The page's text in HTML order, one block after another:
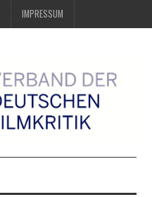
IMPRESSUM